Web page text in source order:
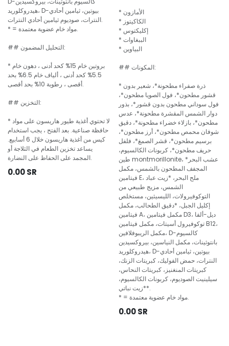
هيدروكلوريد، D-بيوتين، ثيامين أحادي
النترات، صوديوم ثيامين أحادي النترات.
* = مواد خام عضوية معتمدة.
## التحليل المضمون:
* بروتين خام 15% كحد أدنى ، دهون خام
5.5% كحد أدنى ، ألياف خام 6.5% بحد
أقصى ، رطوبة 10% بحد أقصى.
## التخزين:
* لا تحتوي أغذية طيور هاريسون على مواد
حافظة صناعية. بعد الفتح ، يجب استخدام
كيس من أغذية هاريسون خلال 6 أسابيع.
يساعد تخزين الطعام في الثلاجة أو
المجمد على الحفاظ على النضارة.
0.00SR
* الأمازون
* الكاكيتوز
* إكليكتوس
* الببغاوات
* البياوين
## المكونات:
* ذرة صفراء مطحونة*، شعير بدون
قشور مطحون*، فول الصويا مطحون*،
فول سوداني مطحون بدون قشور*، بذور
دوار الشمس المقشرة مطحونة*، عدس
مطحون*، بازلاء خضراء مطحونة*، دقيق
شوفان محمص مطحون*، أرز مطحون*،
برسيم مطحون*، قشر الصمغ*، فلفل
حريف مطحون*، كربونات الكالسيوم،
طين montmorillonite، *عشب البحر
المجفف المطحون بالشمس، مكمل
فيتامين E، ملح البحر، *زيت عباد
الشمس، مزيج طبيعي من
التوكوفيرولات، الليسيثين، مستخلص
إكليل الجبل، *دقيق الطحالب، مكمل
فيتامين A، مكمل فيتامين D3، ديل-ألفا
توكوفيرول أسيتات، مكمل فيتامين B12،
مكمل الريبوفلافين، D-كالسيوم
بانتوثينات، مكمل النياسين، بيروكسيدين
هيدروكلوريد، D-بيوتين، ثيامين أحادي
النترات، حمض الفوليك، كبريتات الزنك،
كبريتات المنغنيز، كبريتات النحاس،
سيلينيت الصوديوم، كربونات الكالسيوم،
*زيت نباتي*.
* = مواد خام عضوية معتمدة.
0.00SR